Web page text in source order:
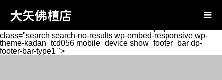
on null in /home/oyabutsudan/oya-
butsudan.com/public_html/wp-
class="search search-no-results wp-embed-responsive wp-
theme-kadan_tcd056 mobile_device show_footer_bar dp-
footer-bar-type1 ">
大矢佛檀店